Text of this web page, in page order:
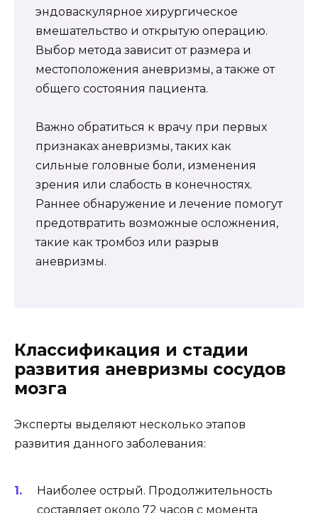
эндоваскулярное хирургическое
вмешательство и открытую операцию.
Выбор метода зависит от размера и
местоположения аневризмы, а также от
общего состояния пациента.
Важно обратиться к врачу при первых
признаках аневризмы, таких как
сильные головные боли, изменения
зрения или слабость в конечностях.
Раннее обнаружение и лечение помогут
предотвратить возможные осложнения,
такие как тромбоз или разрыв
аневризмы.
Классификация и стадии
развития аневризмы сосудов
мозга
Эксперты выделяют несколько этапов
развития данного заболевания:
Наиболее острый. Продолжительность
составляет около 72 часов с момента